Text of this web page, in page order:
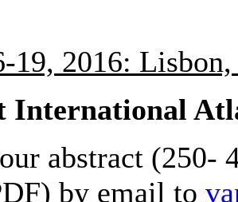
19, 2016:
International
abstract (250-
by email to